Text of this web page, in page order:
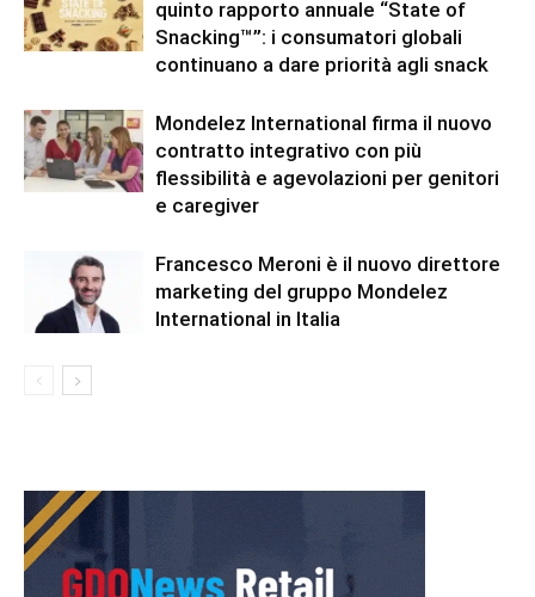
quinto rapporto annuale “State of
Snacking™”: i consumatori globali
continuano a dare priorità agli snack
Mondelez International firma il nuovo
contratto integrativo con più
flessibilità e agevolazioni per genitori
e caregiver
Francesco Meroni è il nuovo direttore
marketing del gruppo Mondelez
International in Italia